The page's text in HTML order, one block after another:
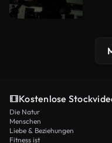
Kostenlose
Die Natur
Menschen
Liebe & Beziehungen
Fitness ist